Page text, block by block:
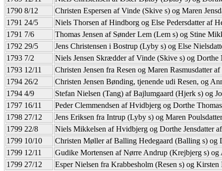
1790 8/12
Christen Espersen af Vinde (Skive s) og Maren
1791 24/5
Niels Thorsen af Hindborg og Else Pedersdatter af
1791 7/6
Thomas Jensen af Sønder Lem (Lem s) og Stine
1792 29/5
Jens Christensen i Bostrup (Lyby s) og Else
1793 7/2
Niels Jensen Skrædder af Vinde (Skive s) og Dorthe
1793 12/11
Christen Jensen fra Resen og Maren Rasmusdatter
1794 26/2
Christen Jensen Bønding, tjenende udi Resen, og
1794 4/9
Stefan Nielsen (Tang) af Bajlumgaard (Hjerk s) og
1797 16/11
Peder Clemmendsen af Hvidbjerg og Dorthe
1798 27/12
Jens Eriksen fra Intrup (Lyby s) og Maren
1799 22/8
Niels Mikkelsen af Hvidbjerg og Dorthe Jensdatter
1799 10/10
Christen Møller af Balling Hedegaard (Balling s) og
1799 12/11
Gudike Mortensen af Nørre Andrup (Krejbjerg s) og
1799 27/12
Esper Nielsen fra Krabbesholm (Resen s) og Kirsten